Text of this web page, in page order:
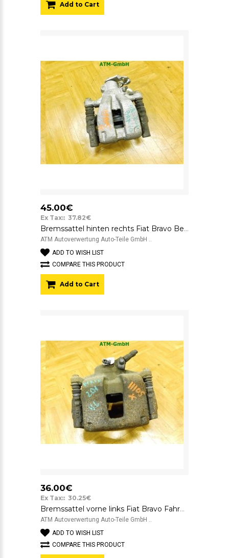
Add to Cart
45.00€
Ex Tax:: 37.82€
Bremssattel hinten rechts Fiat Bravo Beifahrerseite
ATM Autoverwertung Auto-Teile GmbH ..
ADD TO WISH LIST
COMPARE THIS PRODUCT
Add to Cart
36.00€
Ex Tax:: 30.25€
Bremssattel vorne links Fiat Bravo Fahrerseite Bosch
ATM Autoverwertung Auto-Teile GmbH ..
ADD TO WISH LIST
COMPARE THIS PRODUCT